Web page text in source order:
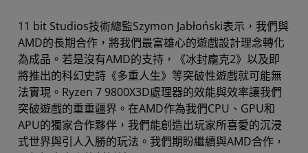
11 bit Studios技術總監Szymon Jabłoński表示，我們與
AMD的長期合作，將我們最富雄心的遊戲設計理念轉化
為成品。若是沒有AMD的支持，《冰封龐克2》以及即
將推出的科幻史詩《多重人生》等突破性遊戲就可能無
法實現。Ryzen 7 9800X3D處理器的效能與效率讓我們
突破遊戲的重重疆界。在AMD作為我們CPU、GPU和
APU的獨家合作夥伴，我們能創造出玩家所喜愛的沉浸
式世界與引人入勝的玩法。我們期盼繼續與AMD合作，